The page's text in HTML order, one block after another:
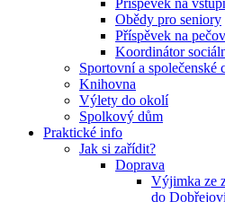
Příspěvek na
Obědy pro seniory
Příspěvek na
Koordinátor
Sportovní a společenské
Knihovna
Výlety do okolí
Spolkový dům
Praktické info
Jak si zařídit?
Doprava
Výjimka ze
do